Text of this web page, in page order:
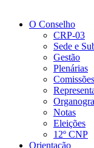
O Conselho
CRP-03
Sede e
Gestão
Plenárias
Notas
Eleições
12º CNP
Orientação